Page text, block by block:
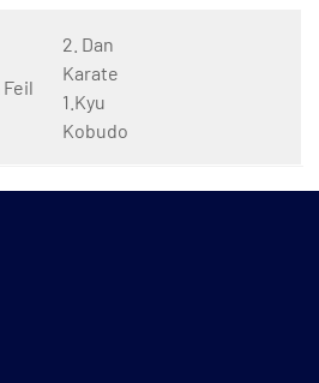
2. Dan
Karate
1.Kyu
Kobudo